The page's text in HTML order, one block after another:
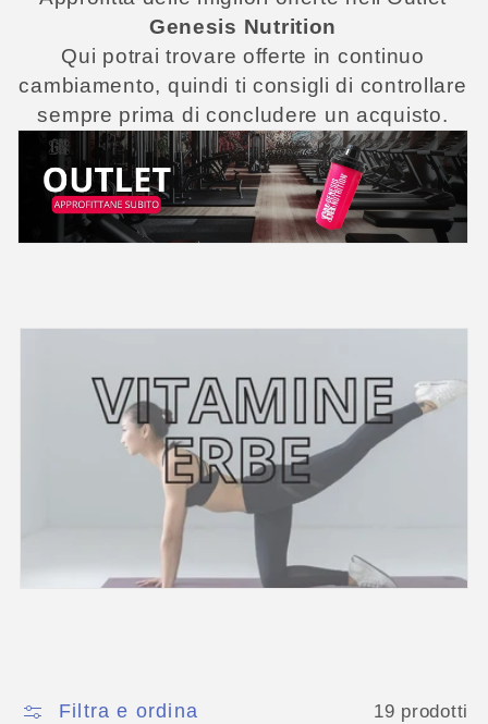
z
e
Genesis Nutrition
Qui potrai trovare offerte in continuo
cambiamento, quindi ti consigli di controllare
sempre prima di concludere un acquisto.
Filtra e ordina 19 prodotti